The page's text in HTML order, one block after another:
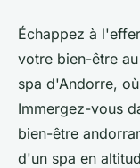
Hôtel spa
luxe au
admin•11 mai 2024•
Échappez à
votre bien-être
spa d'Andorre,
Immergez-vous
bien-être
d'un spa en